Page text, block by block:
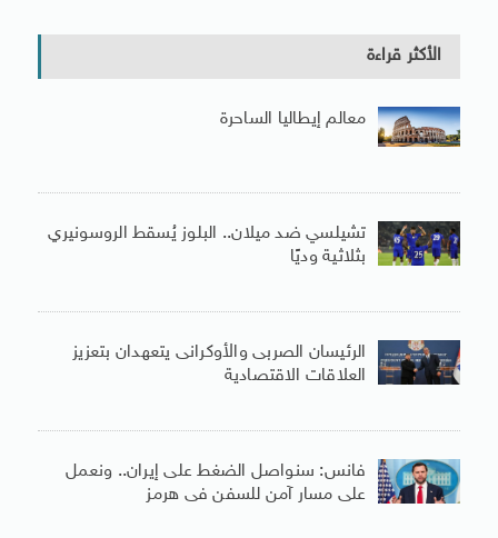
الأكثر قراءة
معالم إيطاليا الساحرة
تشيلسي ضد ميلان.. البلوز يُسقط الروسونيري
بثلاثية وديًا
الرئيسان الصربى والأوكرانى يتعهدان بتعزيز
العلاقات الاقتصادية
فانس: سنواصل الضغط على إيران.. ونعمل
على مسار آمن للسفن فى هرمز